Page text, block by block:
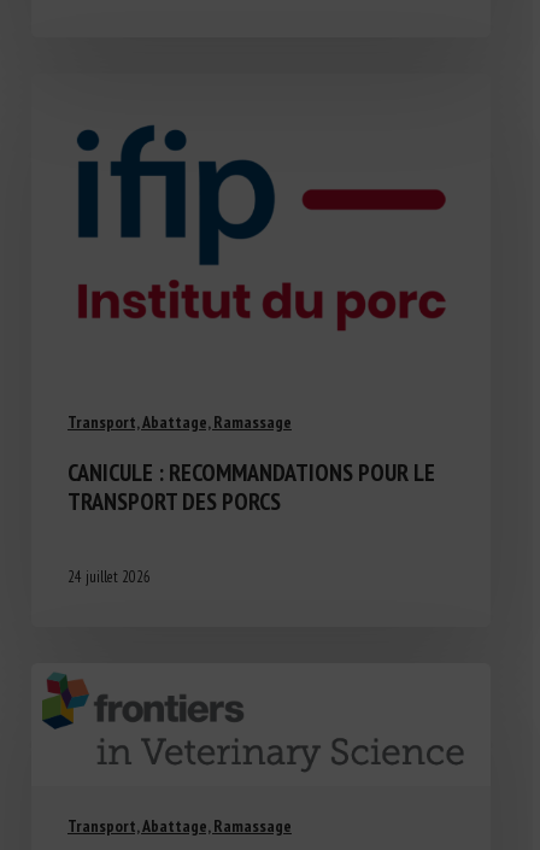
Transport, Abattage, Ramassage
CANICULE : RECOMMANDATIONS POUR LE
TRANSPORT DES PORCS
24 juillet 2026
Transport, Abattage, Ramassage